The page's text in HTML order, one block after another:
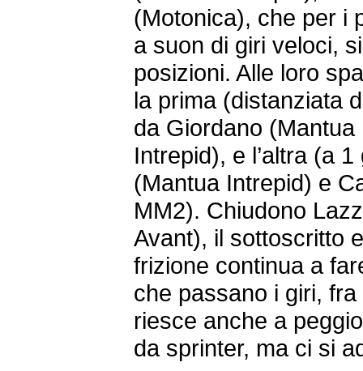
(Motonica), che per i
a suon di giri veloci,
posizioni. Alle loro
la prima (distanziata
da Giordano
Intrepid), e l’altra (a
(Mantua Intrepid) e
MM2). Chiudono
Avant), il sottoscritto
frizione continua a
che passano i giri,
riesce anche a
da sprinter, ma ci si